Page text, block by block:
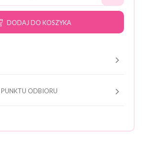
DODAJ DO KOSZYKA
ODBIORU